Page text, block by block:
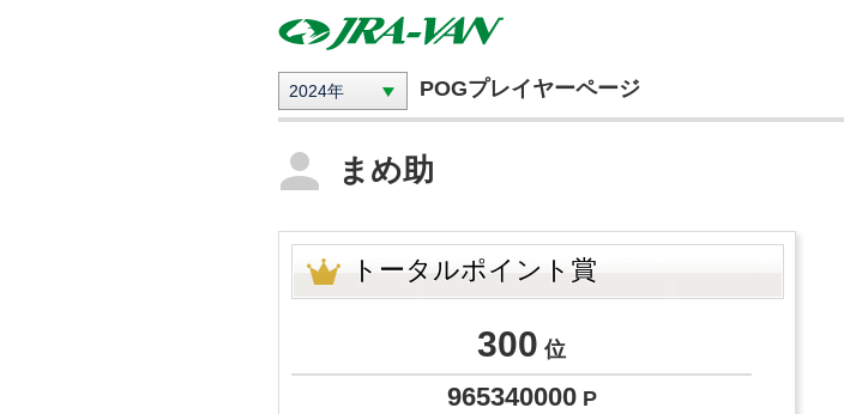
2024年 POGプレイヤーページ
まめ助
トータルポイント賞
300 位
965340000P